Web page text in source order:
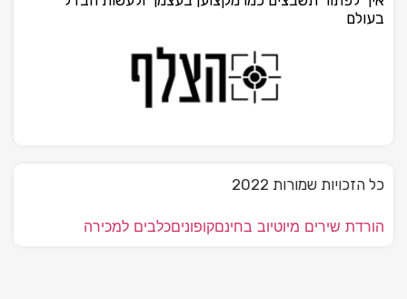
בעולם
כל הזכויות שמורות 2022
הורדת שירים מיוטיוב בחינםקופוניםכלבים למכירה